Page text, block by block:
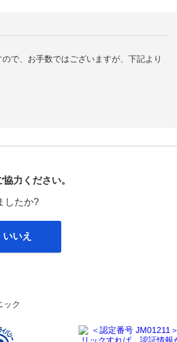
で、お手数ではございますが、下記より
力ください。
したか?
いいえ
ック